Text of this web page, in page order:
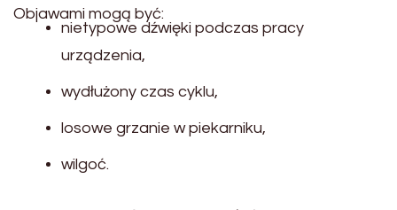
Objawami mogą być:
nietypowe dźwięki podczas pracy
urządzenia,
wydłużony czas cyklu,
losowe grzanie w piekarniku,
wilgoć.